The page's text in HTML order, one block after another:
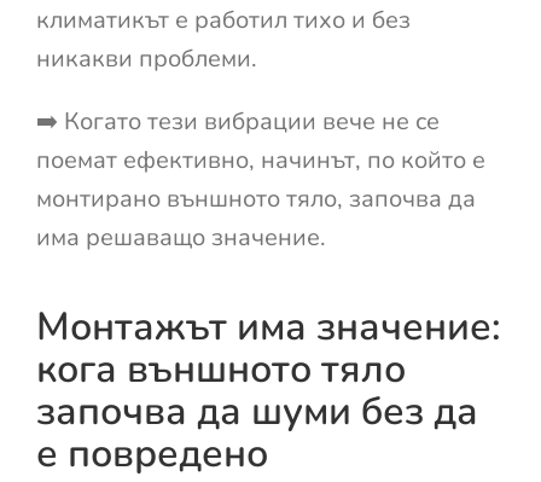
климатикът е работил тихо и без
никакви проблеми.
➡️ Когато тези вибрации вече не се
поемат ефективно, начинът, по който е
монтирано външното тяло, започва да
има решаващо значение.
Монтажът има значение:
кога външното тяло
започва да шуми без да
е повредено